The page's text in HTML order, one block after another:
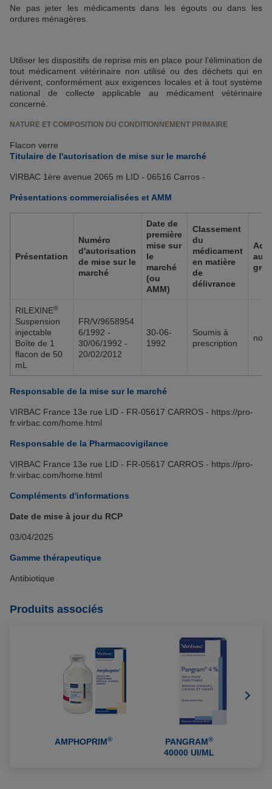
Ne pas jeter les médicaments dans les égouts ou dans les
ordures ménagères.
Utiliser les dispositifs de reprise mis en place pour l’élimination de
tout médicament vétérinaire non utilisé ou des déchets qui en
dérivent, conformément aux exigences locales et à tout système
national de collecte applicable au médicament vétérinaire
concerné.
NATURE ET COMPOSITION DU CONDITIONNEMENT PRIMAIRE
Flacon verre
Titulaire de l'autorisation de mise sur le marché
VIRBAC 1ère avenue 2065 m LID - 06516 Carros -
Présentations commercialisées et AMM
Présentation
Numéro
d'autorisation
de mise sur le
marché
Date de
première
mise sur
le
marché
(ou
AMM)
Classement
du
médicament
en matière
de
délivrance
aux
RILEXINE®
Suspension
injectable
Boîte de 1
flacon de 50
mL
FR/V/9658954
6/1992 -
30/06/1992 -
20/02/2012
30-06-
1992
Soumis à
prescription
non
Responsable de la mise sur le marché
VIRBAC France 13e rue LID - FR-05617 CARROS - https://pro-
fr.virbac.com/home.html
Responsable de la Pharmacovigilance
VIRBAC France 13e rue LID - FR-05617 CARROS - https://pro-
fr.virbac.com/home.html
Compléments d'informations
Date de mise à jour du RCP
03/04/2025
Gamme thérapeutique
Antibiotique
Produits associés
AMPHOPRIM® PANGRAM®
40000 UI/ML